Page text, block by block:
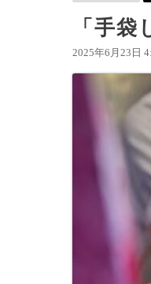
「手
2025年6月23日